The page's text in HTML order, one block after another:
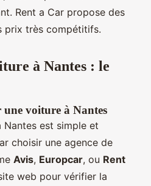
Rent a Car propose des
prix très compétitifs.
à Nantes : le
une voiture à Nantes
Nantes est simple et
choisir une agence de
Avis, Europcar, ou Rent
web pour vérifier la